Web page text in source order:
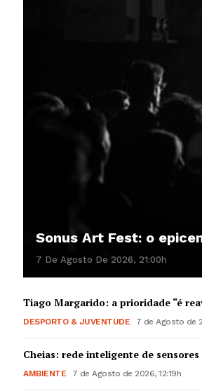
Sonus Art Fest: o
7 De Agosto De 2026, 21:00h
Tiago Margarido: a prioridade “é
DESPORTO & JUVENTUDE 7 de Agosto de
Cheias: rede inteligente de
AMBIENTE 7 de Agosto de 2026, 12:19h